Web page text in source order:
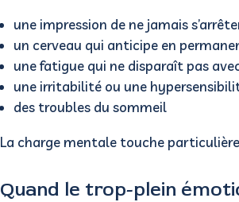
une impression de ne jamais
un cerveau qui anticipe en
une fatigue qui ne disparaît pas
une irritabilité ou une
des troubles du sommeil
La charge mentale touche
Quand le trop-plein